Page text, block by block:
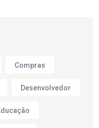
Compras
Desenvolvedor